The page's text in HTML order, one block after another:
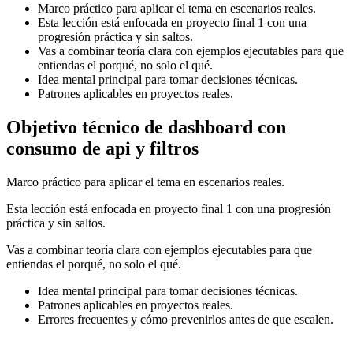
Marco práctico para aplicar el tema en escenarios reales.
Esta lección está enfocada en proyecto final 1 con una
progresión práctica y sin saltos.
Vas a combinar teoría clara con ejemplos ejecutables para que
entiendas el porqué, no solo el qué.
Idea mental principal para tomar decisiones técnicas.
Patrones aplicables en proyectos reales.
Objetivo técnico de dashboard con
consumo de api y filtros
Marco práctico para aplicar el tema en escenarios reales.
Esta lección está enfocada en proyecto final 1 con una progresión
práctica y sin saltos.
Vas a combinar teoría clara con ejemplos ejecutables para que
entiendas el porqué, no solo el qué.
Idea mental principal para tomar decisiones técnicas.
Patrones aplicables en proyectos reales.
Errores frecuentes y cómo prevenirlos antes de que escalen.